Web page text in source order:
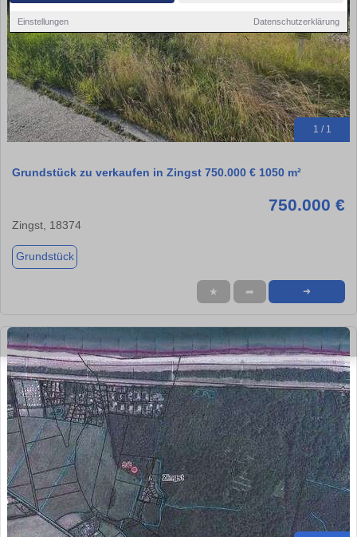
Einstellungen Datenschutzerklärung
1 / 1
Grundstück zu verkaufen in Zingst 750.000 € 1050 m²
750.000 €
Zingst, 18374
Grundstück
★ ➦ ➜